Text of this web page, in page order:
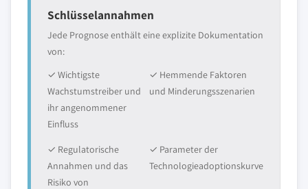
Schlüsselannahmen
Jede Prognose enthält eine explizite Dokumentation
von:
✓ Wichtigste
Wachstumstreiber und
ihr angenommener
Einfluss
✓ Hemmende Faktoren
und Minderungsszenarien
✓ Regulatorische
Annahmen und das
Risiko von
✓ Parameter der
Technologieadoptionskurve